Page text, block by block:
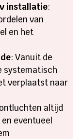
installatie:
van
en het
: Vanuit de
systematisch
verplaatst naar
altijd
eventueel